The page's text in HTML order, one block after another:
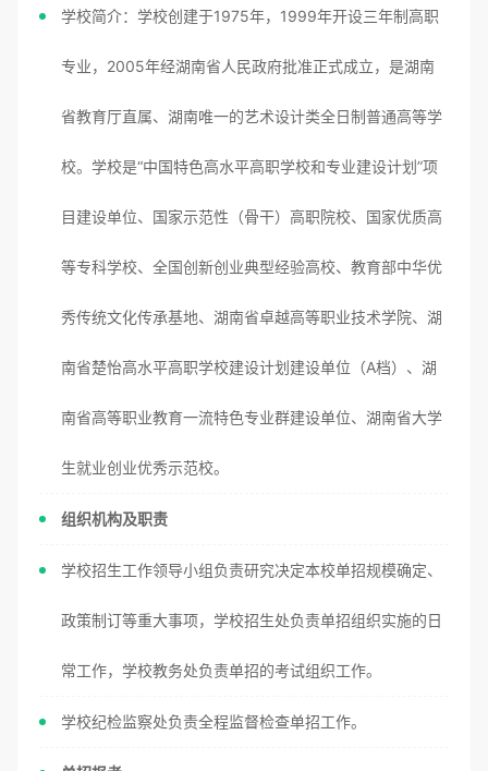
学校简介：学校创建于1975年，1999年开设三年制高职
专业，2005年经湖南省人民政府批准正式成立，是湖南
省教育厅直属、湖南唯一的艺术设计类全日制普通高等学
校。学校是“中国特色高水平高职学校和专业建设计划”项
目建设单位、国家示范性（骨干）高职院校、国家优质高
等专科学校、全国创新创业典型经验高校、教育部中华优
秀传统文化传承基地、湖南省卓越高等职业技术学院、湖
南省楚怡高水平高职学校建设计划建设单位（A档）、湖
南省高等职业教育一流特色专业群建设单位、湖南省大学
生就业创业优秀示范校。
组织机构及职责
学校招生工作领导小组负责研究决定本校单招规模确定、
政策制订等重大事项，学校招生处负责单招组织实施的日
常工作，学校教务处负责单招的考试组织工作。
学校纪检监察处负责全程监督检查单招工作。